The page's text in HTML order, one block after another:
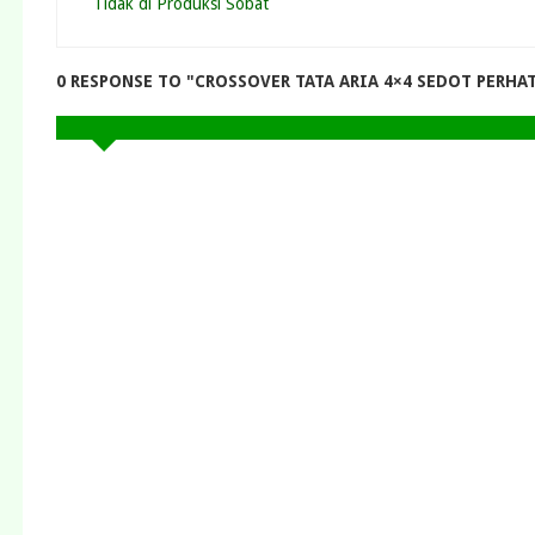
0 RESPONSE TO "CROSSOVER TATA ARIA 4×4 SEDOT